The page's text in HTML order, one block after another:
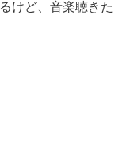
けど、音楽聴きた